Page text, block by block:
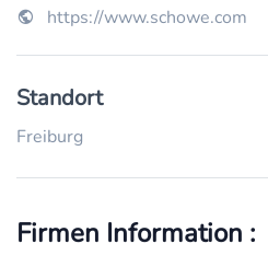
https://www.schowe.com
Standort
Freiburg
Firmen Information :